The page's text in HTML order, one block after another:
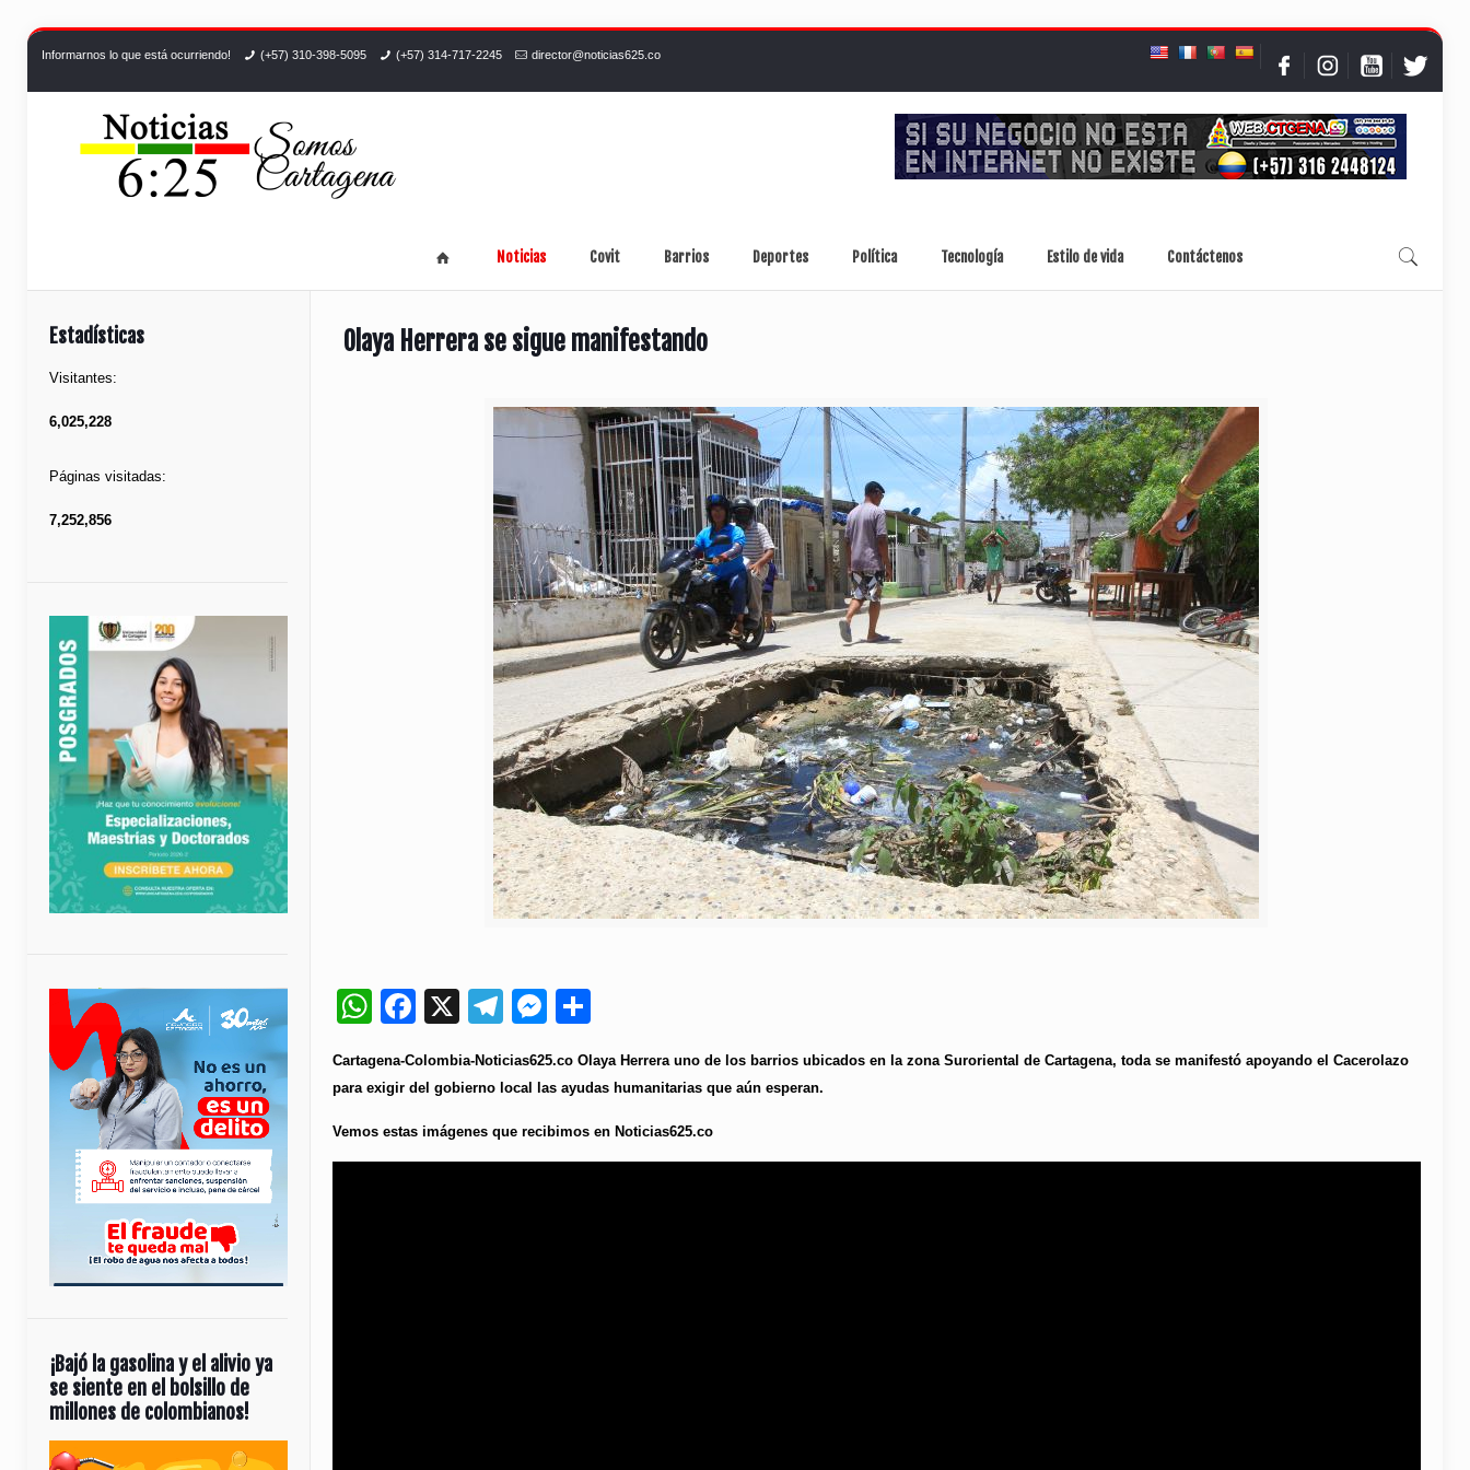
Informarnos lo que está ocurriendo! (+57) 310-398-5095 (+57) 314-717-2245 director@noticias625.co
Noticias Covit Barrios Deportes Política Tecnología Estilo de vida Contáctenos
Olaya Herrera se sigue manifestando
WhatsApp
Facebook
X Telegram
Messenger
Cartagena-Colombia-Noticias625.co Olaya Herrera uno de los barrios ubicados en la zona Suroriental de Cartagena, toda se manifestó apoyando el Cacerolazo
para exigir del gobierno local las ayudas humanitarias que aún esperan.
Vemos estas imágenes que recibimos en Noticias625.co
Estadísticas
Visitantes:
6,025,228
Páginas visitadas:
7,252,856
¡Bajó la gasolina y el alivio ya
se siente en el bolsillo de
millones de colombianos!
Reproductor